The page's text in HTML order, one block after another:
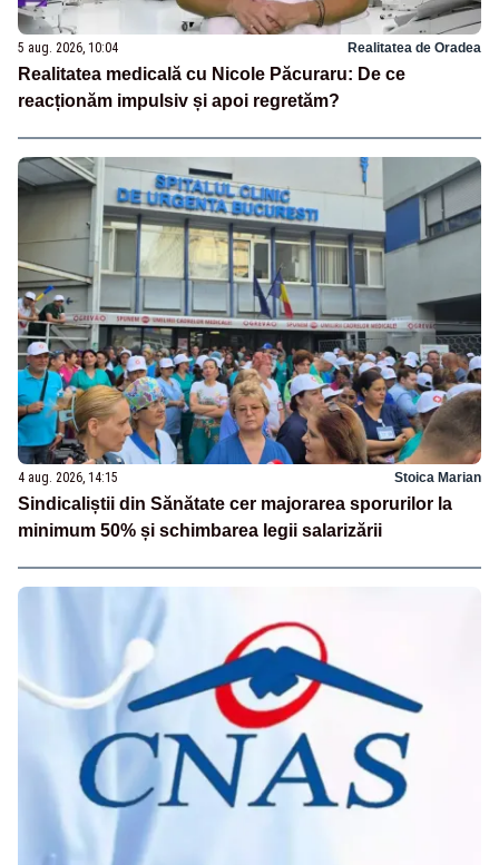
5 aug. 2026, 10:04 Realitatea de Oradea
Realitatea medicală cu Nicole Păcuraru: De ce
reacționăm impulsiv și apoi regretăm?
4 aug. 2026, 14:15 Stoica Marian
Sindicaliștii din Sănătate cer majorarea sporurilor la
minimum 50% și schimbarea legii salarizării